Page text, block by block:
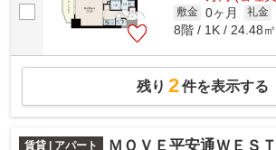
敷金 0ヶ月 礼金
8階 / 1K / 24.48㎡
残り 2件を表示する
賃貸 | アパート ＭＯＶＥ平安通ＷＥＳＴ